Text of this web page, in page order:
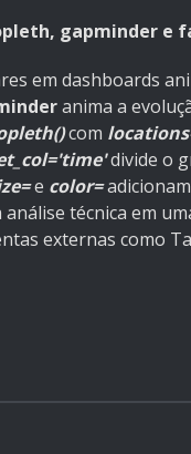
gapminder e
em dashboards
anima a
com
divide o
e color=
técnica em
externas como